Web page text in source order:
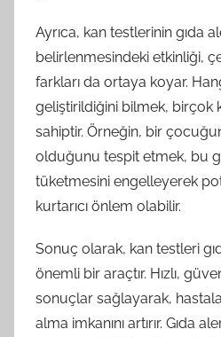
Ayrıca, kan testlerinin gıda
belirlenmesindeki etkinliği,
farkları da ortaya koyar.
geliştirildiğini bilmek, birçok
sahiptir. Örneğin, bir
olduğunu tespit etmek, bu
tüketmesini engelleyerek
kurtarıcı önlem olabilir.
Sonuç olarak, kan testleri
önemli bir araçtır. Hızlı,
sonuçlar sağlayarak,
alma imkanını artırır. Gıda